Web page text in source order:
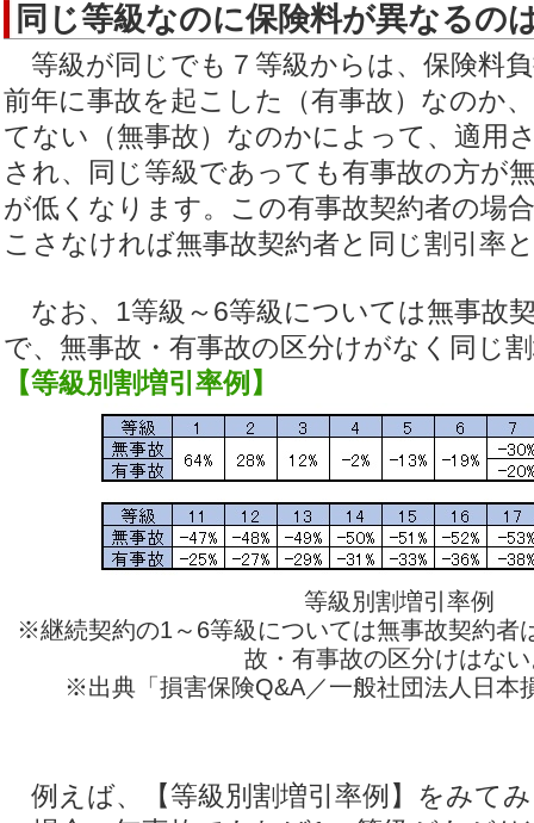
同じ等級なのに保険料が異なるの
等級が同じでも７等級からは、保険料
前年に事故を起こした（有事故）なのか
てない（無事故）なのかによって、適用
され、同じ等級であっても有事故の方が
が低くなります。この有事故契約者の場
こさなければ無事故契約者と同じ割引率
なお、1等級～6等級については無事故
で、無事故・有事故の区分けがなく同じ
【等級別割増引率例】
等級別割増引率例
※継続契約の1～6等級については無事故契約者
故・有事故の区分けはな
※出典「損害保険Q&A／一般社団法人日本
例えば、【等級別割増引率例】をみて